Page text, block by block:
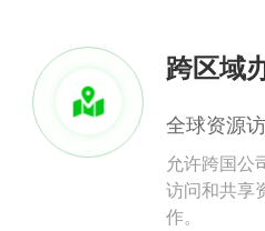
跨区域
全球资源
允许跨国公
访问和共享
作。